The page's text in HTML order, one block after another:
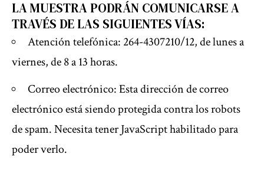
LA MUESTRA PODRÁN COMUNICARSE A
TRAVÉS DE LAS SIGUIENTES VÍAS:
Atención telefónica: 264-4307210/12, de lunes a
viernes, de 8 a 13 horas.
Correo electrónico:Esta dirección de correo
electrónico está siendo protegida contra los robots
de spam. Necesita tener JavaScript habilitado para
poder verlo.